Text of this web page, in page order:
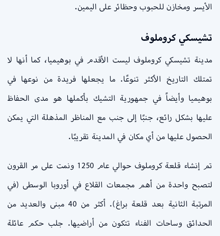
الأيسر ومخازن للحبوب وحظائر على اليمين.
تشيسكي كروملوف
مدينة تشيسكي كروملوف ليست الأقدم في بوهيميا، كما أنها لا
تمتلك التاريخ الأكثر تنوعًا. ما يجعلها فريدة من نوعها في
بوهيميا وأيضاً في جمهورية التشيك بأكملها هو مدى الحفاظ
عليها بشكل رائع، جنبًا إلى جنب مع المناظر المذهلة التي يمكن
الحصول عليها من أي مكان في المدينة تقريبًا.
تم إنشاء قلعة كروملوف حوالي عام 1250 ونمت على مر القرون
لتصبح واحدة من أهم مجمعات القلاع في أوروبا الوسطى (في
المرتبة الثانية بعد قلعة براغ). أكثر من 40 مبنى والعديد من
الحدائق وساحات الفناء تتكون من أراضيها. جلب حكم عائلة